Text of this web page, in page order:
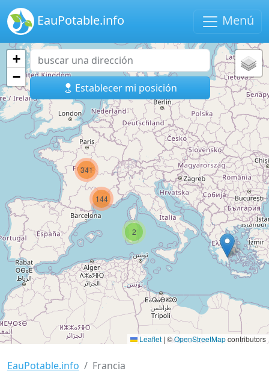
EauPotable.info Menú
Establecer mi posición
2
144
341
+
−
Leaflet | ©OpenStreetMapcontributors
EauPotable.info Francia